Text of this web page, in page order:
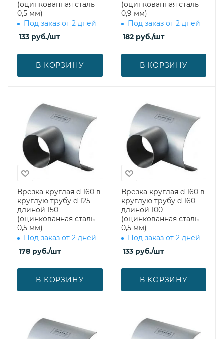
(оцинкованная сталь
0,5 мм)
Под заказ от 2 дней
133 руб./шт
В КОРЗИНУ
(оцинкованная сталь
0,9 мм)
Под заказ от 2 дней
182руб./шт
В КОРЗИНУ
Врезка круглая d 160 в
круглую трубу d 125
длиной 150
(оцинкованная сталь
0,5 мм)
Под заказ от 2 дней
178 руб./шт
В КОРЗИНУ
Врезка круглая d 160 в
круглую трубу d 160
длиной 100
(оцинкованная сталь
0,5 мм)
Под заказ от 2 дней
133руб./шт
В КОРЗИНУ